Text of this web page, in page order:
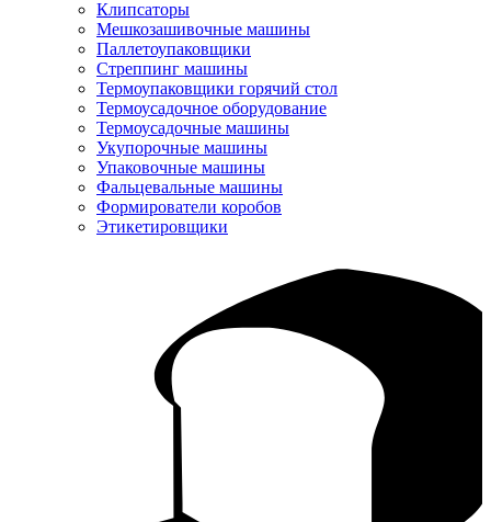
Клипсаторы
Мешкозашивочные машины
Паллетоупаковщики
Стреппинг машины
Термоупаковщики горячий стол
Термоусадочное оборудование
Термоусадочные машины
Укупорочные машины
Упаковочные машины
Фальцевальные машины
Формирователи коробов
Этикетировщики